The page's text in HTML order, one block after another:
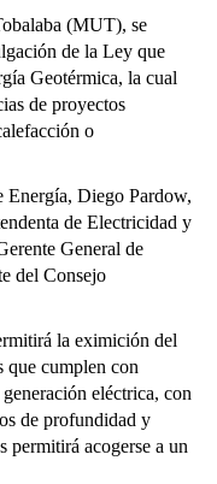
(MUT), se
de la Ley que
Geotérmica, la cual
de proyectos
o
Energía, Diego Pardow,
de Electricidad y
General de
del Consejo
la eximición del
que cumplen con
eléctrica, con
de profundidad y
permitirá acogerse a un